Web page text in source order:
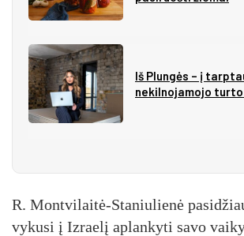
Iš Plungės – į
nekilnojamojo turto
R. Mont­vi­lai­tė-Sta­niu­lie­nė
vy­ku­si į Iz­rae­lį ap­lan­ky­ti sa­vo